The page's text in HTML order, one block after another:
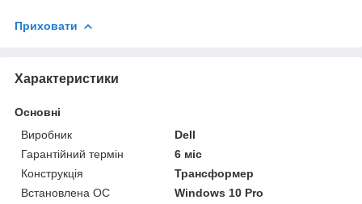
Приховати
Характеристики
Основні
Виробник
Dell
Гарантійний термін
6 міс
Конструкція
Трансформер
Встановлена ОС
Windows 10 Pro